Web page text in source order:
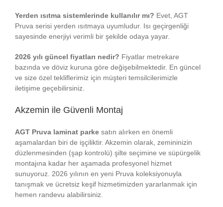
Yerden ısıtma sistemlerinde kullanılır mı? Evet, AGT
Pruva serisi yerden ısıtmaya uyumludur. Isı geçirgenliği
sayesinde enerjiyi verimli bir şekilde odaya yayar.
2026 yılı güncel fiyatları nedir? Fiyatlar metrekare
bazında ve döviz kuruna göre değişebilmektedir. En güncel
ve size özel tekliflerimiz için müşteri temsilcilerimizle
iletişime geçebilirsiniz.
Akzemin ile Güvenli Montaj
AGT Pruva laminat parkesatın alırken en önemli
aşamalardan biri de işçiliktir. Akzemin olarak, zemininizin
düzlenmesinden (şap kontrolü) şilte seçimine ve süpürgelik
montajına kadar her aşamada profesyonel hizmet
sunuyoruz. 2026 yılının en yeni Pruva koleksiyonuyla
tanışmak ve ücretsiz keşif hizmetimizden yararlanmak için
hemen randevu alabilirsiniz.